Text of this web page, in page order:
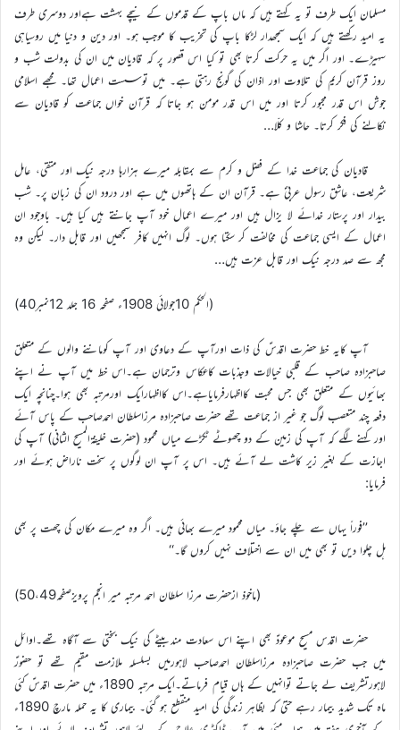
مسلمان ایک طرف تو یہ کہتے ہیں کہ ماں باپ کے قدموں کے نیچے بہشت ہےاور دوسری طرف
یہ امید رکھتے ہیں کہ ایک سمجھدار لڑکا باپ کی تخریب کا موجب ہو۔ اور دین و دنیا میں روسیاہی
سہیڑے۔ اور اگر میں یہ حرکت کرتا بھی تو کیا اس قصور پر کہ قادیان میں ان کی بدولت شب و
روز قرآن کریم کی تلاوت اور اذان کی گونج رہتی ہے۔ میں تو سست اعمال تھا۔ مجھے اسلامی
جوش اس قدر مجبور کرتا اور میں اس قدر مومن ہو جاتا کہ قرآن خواں جماعت کو قادیان سے
نکالنے کی فکر کرتا۔ حاشا و کلّا…
قادیان کی جماعت خدا کے فضل و کرم سے بمقابلہ میرے ہزارہا درجہ نیک اور متقی، عامل
شریعت، عاشق رسول عربیؐ ہے۔ قرآن ان کے ہاتھوں میں ہے اور درود ان کی زبان پر۔ شب
بیدار اور پرستار خدائے لا یزال ہیں اور میرے اعمال خود آپ جانتے ہیں کیا ہیں۔ باوجود ان
اعمال کے ایسی جماعت کی مخالفت کر سکتا ہوں۔ لوگ انہیں کافر سمجھیں اور قابل دار۔ لیکن وہ
مجھ سے صد درجہ نیک اور قابل عزت ہیں…
(الحکم 10جولائی 1908ء صفحہ 16 جلد 12نمبر40)
آپ کایہ خط حضرت اقدسؑ کی ذات اورآپ کے دعاوی اور آپ کوماننے والوں کے متعلق
صاحبزادہ صاحب کے قلبی خیالات وجذبات کاعکاس وترجمان ہے۔اس خط میں آپ نے اپنے
بھائیوں کے متعلق بھی جس محبت کااظہارفرمایاہے۔اس کااظہارایک اورمرتبہ بھی ہوا۔چنانچہ ایک
دفعہ چند متعصب لوگ جو غیر از جماعت تھے حضرت صاحبزادہ مرزاسلطان احمدصاحب کے پاس آئے
اور کہنے لگے کہ آپ کی زمین کے دو چھوٹے ٹکڑے میاں محمود (حضرت خلیفۃالمسیح الثانی) آپ کی
اجازت کے بغیر زیر کاشت لے آئے ہیں۔ اس پر آپ ان لوگوں پر سخت ناراض ہوئے اور
فرمایا:
’’فوراً یہاں سے چلے جاؤ۔ میاں محمود میرے بھائی ہیں۔ اگر وہ میرے مکان کی چھت پر بھی
ہل چلوا دیں تو بھی میں ان سے اختلاف نہیں کروں گا۔‘‘
(ماخوذ ازحضرت مرزا سلطان احمد مرتبہ میر انجم پرویزصفحہ50،49)
حضرت اقدس مسیح موعودؑ بھی اپنے اس سعادت مندبیٹے کی نیک بختی سے آگاہ تھے۔اوائل
میں جب حضرت صاحبزادہ مرزاسلطان احمدصاحب لاہورمیں بسلسلہ ملازمت مقیم تھے تو حضورؑ
لاہورتشریف لے جاتے توانہیں کے ہاں قیام فرماتے۔ایک مرتبہ 1890ء میں حضرت اقدسؑ کئی
ماہ تک شدید بیمار رہے حتیٰ کہ بظاہر زندگی کی امید منقطع ہو گئی۔ بیماری کا یہ حملہ مارچ 1890ء